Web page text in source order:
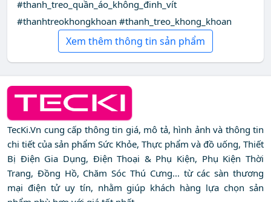
#thanh_treo_quần_áo_không_đinh_vít
#thanhtreokhongkhoan #thanh_treo_khong_khoan
Xem thêm thông tin sản phẩm
TecKi.Vn cung cấp thông tin giá, mô tả, hình ảnh và thông tin
chi tiết của sản phẩm Sức Khỏe, Thực phẩm và đồ uống, Thiết
Bị Điện Gia Dụng, Điện Thoại & Phụ Kiện, Phụ Kiện Thời
Trang, Đồng Hồ, Chăm Sóc Thú Cưng... từ các sàn thương
mại điện tử uy tín, nhằm giúp khách hàng lựa chọn sản